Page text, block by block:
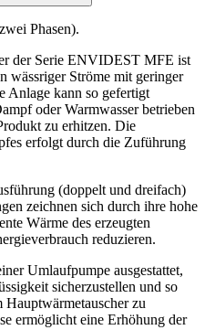
Phasen).
der Serie ENVIDEST MFE ist
wässriger Ströme mit geringer
Anlage kann so gefertigt
oder Warmwasser betrieben
zu erhitzen. Die
erfolgt durch die Zuführung
(doppelt und dreifach)
zeichnen sich durch ihre hohe
Wärme des erzeugten
reduzieren.
Umlaufpumpe ausgestattet,
sicherzustellen und so
zu
ermöglicht eine Erhöhung der